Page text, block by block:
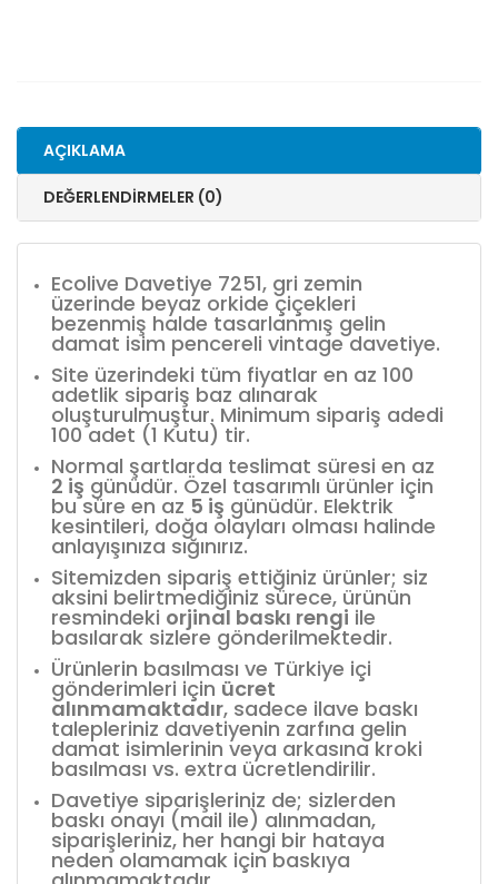
AÇIKLAMA
DEĞERLENDIRMELER (0)
Ecolive Davetiye 7251, gri zemin
üzerinde beyaz orkide çiçekleri
bezenmiş halde tasarlanmış gelin
damat isim pencereli vintage davetiye.
Site üzerindeki tüm fiyatlar en az 100
adetlik sipariş baz alınarak
oluşturulmuştur. Minimum sipariş adedi
100 adet (1 Kutu) tir.
Normal şartlarda teslimat süresi en az
2 iş günüdür. Özel tasarımlı ürünler için
bu süre en az 5 iş günüdür. Elektrik
kesintileri, doğa olayları olması halinde
anlayışınıza sığınırız.
Sitemizden sipariş ettiğiniz ürünler; siz
aksini belirtmediğiniz sürece, ürünün
resmindeki orjinal baskı rengi ile
basılarak sizlere gönderilmektedir.
Ürünlerin basılması ve Türkiye içi
gönderimleri için ücret
alınmamaktadır, sadece ilave baskı
talepleriniz davetiyenin zarfına gelin
damat isimlerinin veya arkasına kroki
basılması vs. extra ücretlendirilir.
Davetiye siparişleriniz de; sizlerden
baskı onayı (mail ile) alınmadan,
siparişleriniz, her hangi bir hataya
neden olamamak için baskıya